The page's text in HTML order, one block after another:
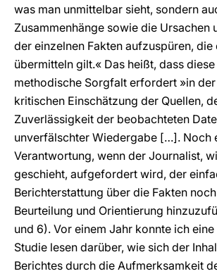
was man unmittelbar sieht, sondern
Zusammenhänge sowie die Ursachen
der einzelnen Fakten aufzuspüren, die
übermitteln gilt.« Das heißt, dass
methodische Sorgfalt erfordert »in
kritischen Einschätzung der Quellen,
Zuverlässigkeit der beobachteten
unverfälschter Wiedergabe […]. Noch
Verantwortung, wenn der Journalist,
geschieht, aufgefordert wird, der
Berichterstattung über die Fakten
Beurteilung und Orientierung
und 6). Vor einem Jahr konnte ich
Studie lesen darüber, wie sich der
Berichtes durch die Aufmerksamkeit